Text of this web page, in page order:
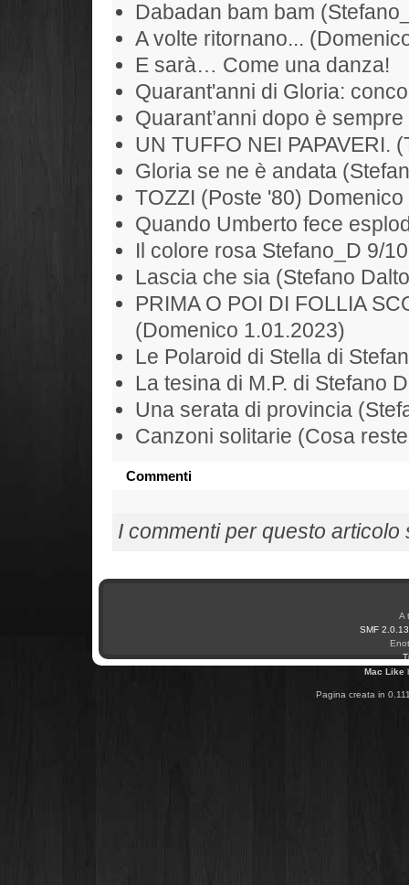
Dabadan bam bam
A volte ritornano...
E sarà… Come una danza!
Quarant'anni di Gloria:
Quarant’anni dopo è
UN TUFFO NEI PAPAVERI.
Gloria se ne è andata
TOZZI (Poste '80)
Quando Umberto fece
Il colore rosa Stefano_D 9/
Lascia che sia (Stefano
PRIMA O POI DI FOLLIA
(Domenico 1.01.2023)
Le Polaroid di Stella di
La tesina di M.P. di Stefano
Una serata di provincia
Canzoni solitarie (Cosa
Commenti
I commenti per questo articolo
A
SMF 2.0.13
Mac Like
Pagina creata in